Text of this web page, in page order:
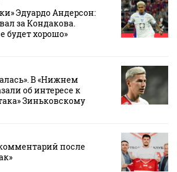
Эдуардо Андерсон:
за Кондакова.
будет хорошо»
В «Нижнем
об интересе к
Зиньковскому
после